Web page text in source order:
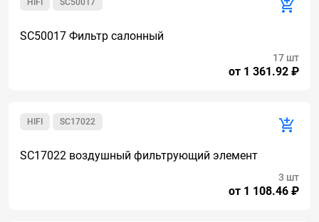
SC50017
HIFI
SC50017 Фильтр салонный
от 1 361.92 ₽
17 шт
SC17022
HIFI
SC17022 воздушный фильтрующий элемент
от 1 108.46 ₽
3 шт